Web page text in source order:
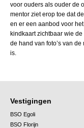
voor ouders als ouder de
mentor ziet erop toe dat
en er een aanbod voor
kindkaart zichtbaar wie
de hand van foto’s van
is.
Vestigingen
BSO Egoli
BSO Florijn